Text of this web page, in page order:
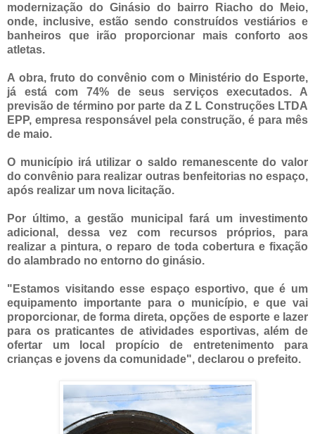
modernização do Ginásio do bairro Riacho do Meio,
onde, inclusive, estão sendo construídos vestiários e
banheiros que irão proporcionar mais conforto aos
atletas.
A obra, fruto do convênio com o Ministério do Esporte,
já está com 74% de seus serviços executados. A
previsão de término por parte da Z L Construções LTDA
EPP, empresa responsável pela construção, é para mês
de maio.
O município irá utilizar o saldo remanescente do valor
do convênio para realizar outras benfeitorias no espaço,
após realizar um nova licitação.
Por último, a gestão municipal fará um investimento
adicional, dessa vez com recursos próprios, para
realizar a pintura, o reparo de toda cobertura e fixação
do alambrado no entorno do ginásio.
"Estamos visitando esse espaço esportivo, que é um
equipamento importante para o município, e que vai
proporcionar, de forma direta, opções de esporte e lazer
para os praticantes de atividades esportivas, além de
ofertar um local propício de entretenimento para
crianças e jovens da comunidade", declarou o prefeito.